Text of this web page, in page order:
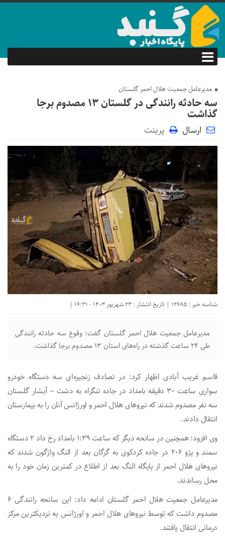
مدیرعامل جمعیت هلال احمر گلستان
سه حادثه رانندگی در گلستان ۱۳ مصدوم برجا
گذاشت
ارسال پرینت
شناسه خبر : 12685 | تاریخ انتشار : 23 شهریور 1403 - 16:31 |
مدیرعامل جمعیت هلال احمر گلستان گفت: وقوع سه حادثه رانندگی
طی ۲۴ ساعت گذشته در راه‌های استان ۱۳ مصدوم برجا گذاشت.
قاسم غریب آبادی اظهار کرد: در تصادف زنجیره‌ای سه دستگاه خودرو
سواری ساعت ۳۰ دقیقه بامداد در جاده تنگراه به دشت – آبشار گلستان
سه نفر مصدوم شدند که نیروهای هلال احمر و اورژانس آنان را به بیمارستان
انتقال دادند.
وی افزود: همچنین در سانحه دیگر که ساعت ۱:۳۹ بامداد رخ داد ۲ دستگاه
سمند و پژو ۲۰۶ در جاده کردکوی به گرگان بعد از النگ واژگون شدند که
نیروهای هلال احمر از پایگاه النگ بعد از اطلاع در کمترین زمان خود را به
محل رساندند.
مدیرعامل جمعیت هلال احمر گلستان ادامه داد: این سانحه رانندگی ۶
مصدوم داشت که توسط نیروهای هلال احمر و اورژانس به نزدیکترین مرکز
درمانی انتقال یافتند.